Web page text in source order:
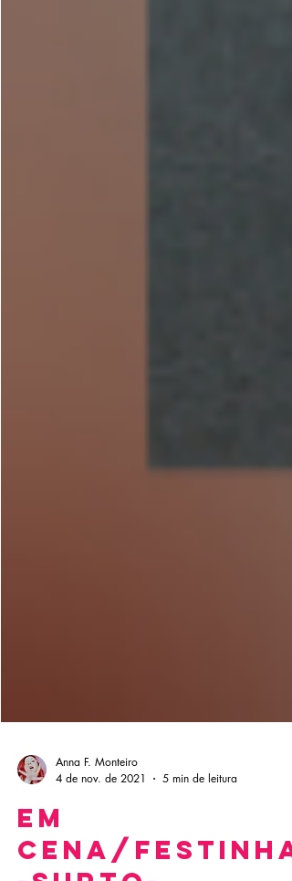
Anna F. Monteiro
4 de nov. de 2021
5 min de leitura